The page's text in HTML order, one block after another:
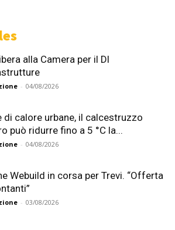
alla Camera per il Dl
- 04/08/2026
di calore urbane, il calcestruzzo
può ridurre fino a 5 °C la...
- 04/08/2026
Webuild in corsa per Trevi. “Offerta
- 03/08/2026